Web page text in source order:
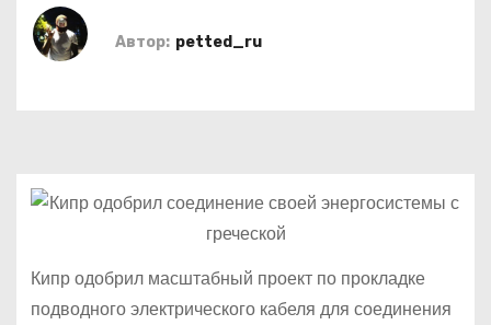
Автор: petted_ru
Кипр одобрил масштабный проект по прокладке
подводного электрического кабеля для соединения